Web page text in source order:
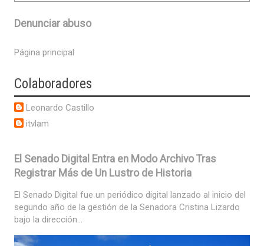
Denunciar abuso
Página principal
Colaboradores
Leonardo Castillo
itvlam
El Senado Digital Entra en Modo Archivo Tras
Registrar Más de Un Lustro de Historia
El Senado Digital fue un periódico digital lanzado al inicio del
segundo año de la gestión de la Senadora Cristina Lizardo
bajo la dirección...